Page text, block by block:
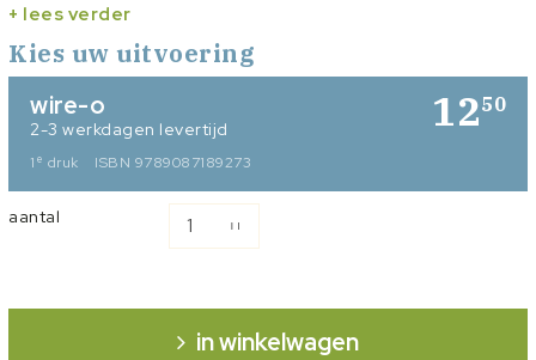
Bikker (1979) tekent al zo lang ze zich kan herinneren. In
2009 werd haar eerst boek uitgegeven. Haar frisse, vrolijke
tekeningen zijn in verschillende christelijke bladen terug te
vinden. Linda heeft behalve heel wat kinderboeken
inmiddels tien kleurboeken geïllustreerd.
+ lees verder
Kies uw uitvoering
1250
wire-o
2-3 werkdagen levertijd
1 e druk ISBN 9789087189273
aantal
in winkelwagen